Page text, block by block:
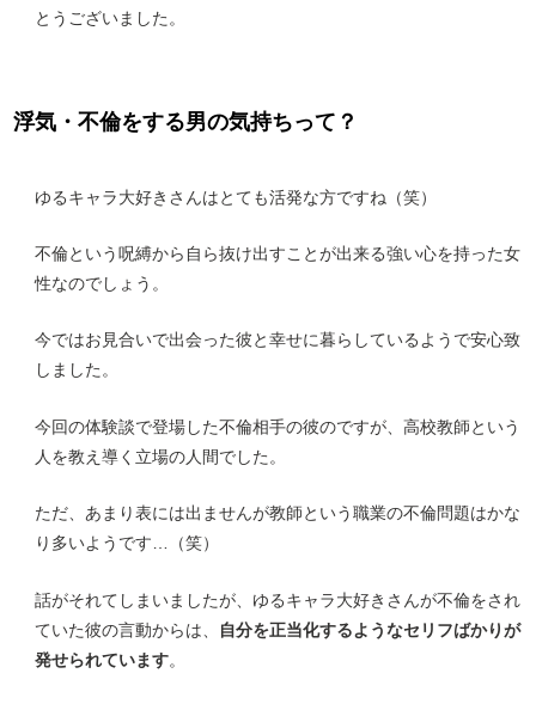
とうございました。
浮気・不倫をする男の気持ちって？
ゆるキャラ大好きさんはとても活発な方ですね（笑）
不倫という呪縛から自ら抜け出すことが出来る強い心を持った女
性なのでしょう。
今ではお見合いで出会った彼と幸せに暮らしているようで安心致
しました。
今回の体験談で登場した不倫相手の彼のですが、高校教師という
人を教え導く立場の人間でした。
ただ、あまり表には出ませんが教師という職業の不倫問題はかな
り多いようです…（笑）
話がそれてしまいましたが、ゆるキャラ大好きさんが不倫をされ
ていた彼の言動からは、
自分を正当化するようなセリフばかりが
発せられています。